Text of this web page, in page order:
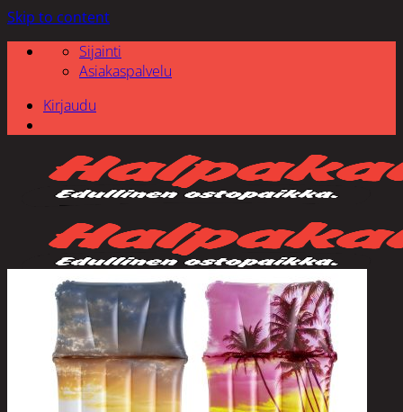
Skip to content
Sijainti
Asiakaspalvelu
Kirjaudu
Etsi: